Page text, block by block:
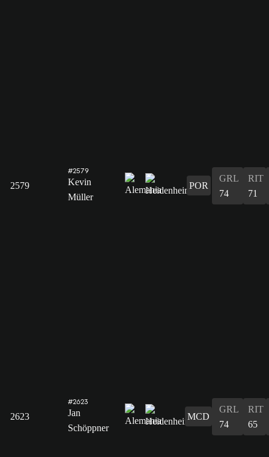
2579
#2579
Kevin
Müller
POR
GRL
74
RIT
71
2623
#2623
Jan
Schöppner
MCD
GRL
74
RIT
65